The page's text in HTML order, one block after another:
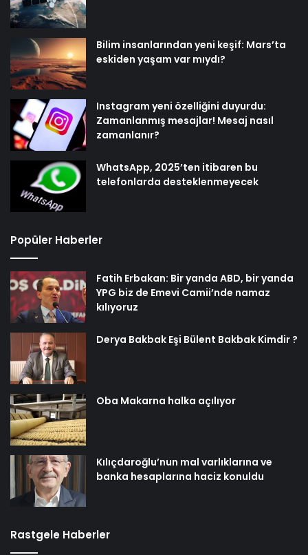
Bilim insanlarından yeni keşif: Mars’ta
eskiden yaşam var mıydı?
Instagram yeni özelliğini duyurdu:
Zamanlanmış mesajlar! Mesaj nasıl
zamanlanır?
WhatsApp, 2025’ten itibaren bu
telefonlarda desteklenmeyecek
Popüler Haberler
Fatih Erbakan: Bir yanda ABD, bir yanda
YPG biz de Emevi Camii’nde namaz
kılıyoruz
Derya Bakbak Eşi Bülent Bakbak Kimdir ?
Oba Makarna halka açılıyor
Kılıçdaroğlu’nun mal varlıklarına ve
banka hesaplarına haciz konuldu
Rastgele Haberler